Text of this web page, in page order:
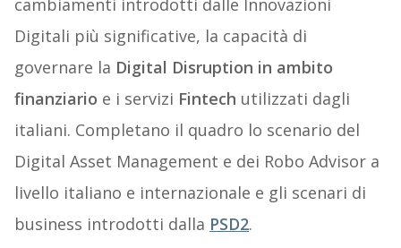
cambiamenti introdotti dalle Innovazioni
Digitali più significative, la capacità di
governare la Digital Disruption in ambito
finanziario e i servizi Fintech utilizzati dagli
italiani. Completano il quadro lo scenario del
Digital Asset Management e dei Robo Advisor a
livello italiano e internazionale e gli scenari di
business introdotti dalla PSD2.